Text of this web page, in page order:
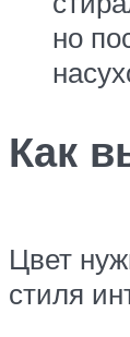
но
Как
Цвет
стиля